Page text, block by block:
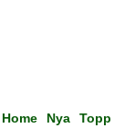
Home Nya Topp